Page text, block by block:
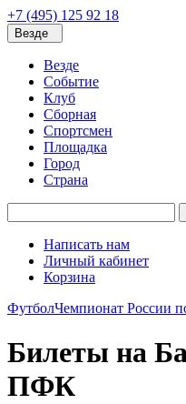
+7 (495) 125 92 18
Везде
Везде
Событие
Клуб
Сборная
Спортсмен
Площадка
Город
Страна
Написать нам
Личный кабинет
Корзина
ФутболЧемпионат России
Билеты на
ПФК